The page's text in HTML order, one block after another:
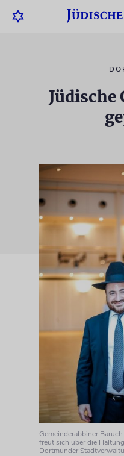
Jüdische
Gemeinderabbiner
freut sich über die
Dortmunder